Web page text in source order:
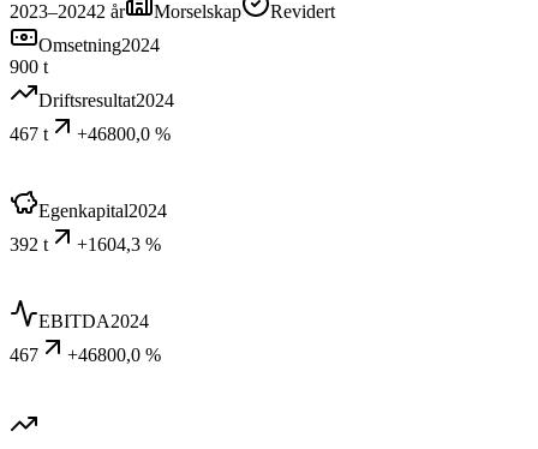
2023–20242 år Morselskap
Revidert
Omsetning2024
900 t
Driftsresultat2024
467 t
+46800,0 %
Egenkapital2024
392 t
+1604,3 %
EBITDA2024
467
+46800,0 %